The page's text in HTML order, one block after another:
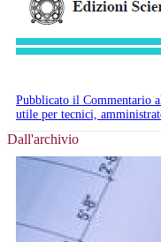
Pubblicato il Commentario
utile per tecnici,
Dall'archivio